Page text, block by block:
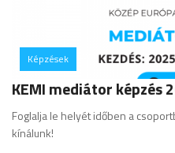
Képzések
hozzászólás
KEMI mediátor képzés
Foglalja le helyét időben a
kínálunk!